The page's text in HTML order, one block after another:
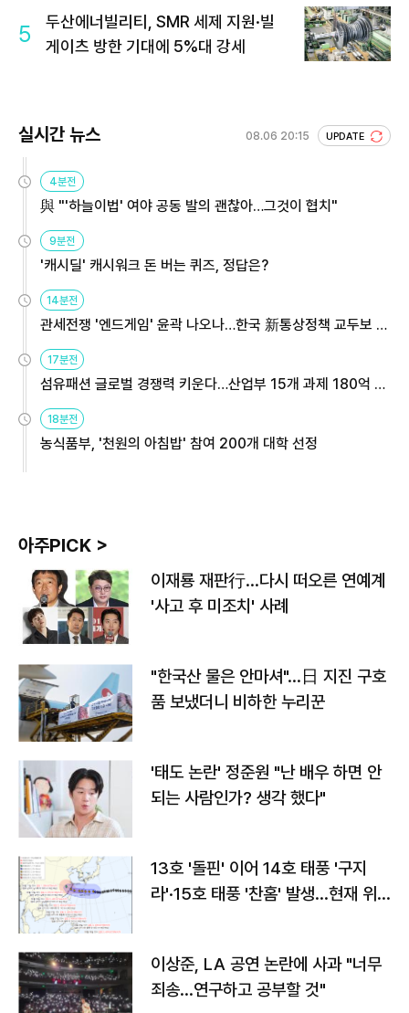
5
두산에너빌리티, SMR 세제 지원·빌
게이츠 방한 기대에 5%대 강세
실시간 뉴스 08.06 20:15 UPDATE
4분전
與 "'하늘이법' 여야 공동 발의 괜찮아…그것이 협치"
9분전
'캐시딜' 캐시워크 돈 버는 퀴즈, 정답은?
14분전
관세전쟁 '엔드게임' 윤곽 나오나…한국 新통상정책 교두보 활
용해야
17분전
섬유패션 글로벌 경쟁력 키운다…산업부 15개 과제 180억 지
원
18분전
농식품부, '천원의 아침밥' 참여 200개 대학 선정
아주PICK >
이재룡 재판行…다시 떠오른 연예계
'사고 후 미조치' 사례
"한국산 물은 안마셔"…日 지진 구호
품 보냈더니 비하한 누리꾼
'태도 논란' 정준원 "난 배우 하면 안
되는 사람인가? 생각 했다"
13호 '돌핀' 이어 14호 태풍 '구지
라'·15호 태풍 '찬홈' 발생…현재 위
이상준, LA 공연 논란에 사과 "너무
죄송…연구하고 공부할 것"